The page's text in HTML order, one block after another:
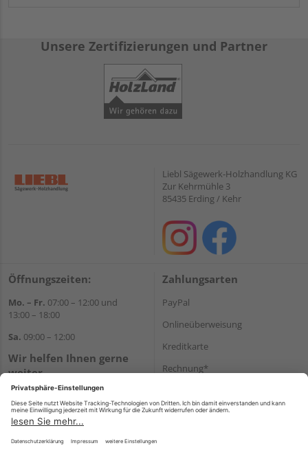
Unsere Zertifizierungen und Partner
Liebl Sägewerk-Holzhandlung KG
Zur Kehrmühle 3
85435 Erding / Kehr
Öffnungszeiten:
Mo. – Fr. 07:00 – 12:00 und
13:00 – 18:00
Sa. 09:00 – 12:00
Wir helfen Ihnen gerne
weiter
Tel.:+49 8122 14197
E-Mail:vertrieb@holz-liebl.de
Zahlungsarten
PayPal
Onlineüberweisung
Kreditkarte
Rechnung*
Versand